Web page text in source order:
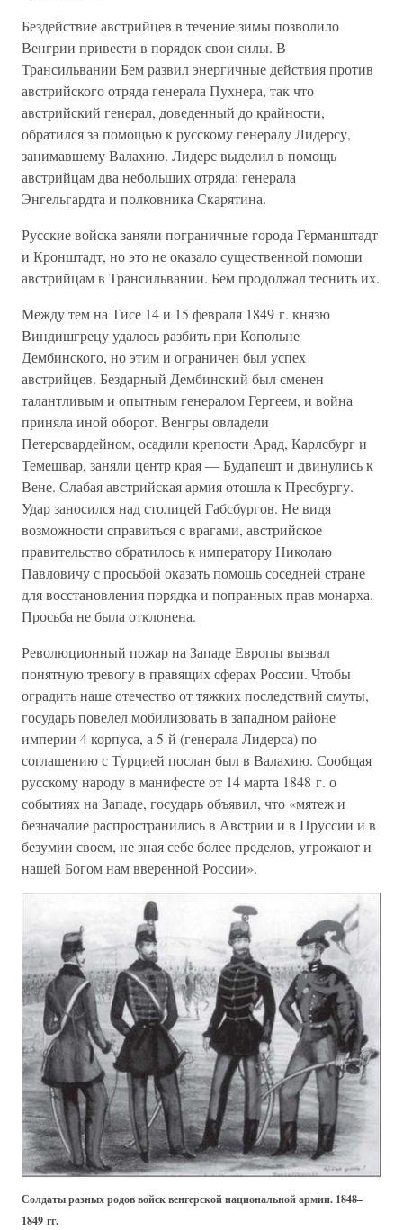
Бездействие австрийцев в течение зимы позволило
Венгрии привести в порядок свои силы. В
Трансильвании Бем развил энергичные действия против
австрийского отряда генерала Пухнера, так что
австрийский генерал, доведенный до крайности,
обратился за помощью к русскому генералу Лидерсу,
занимавшему Валахию. Лидерс выделил в помощь
австрийцам два небольших отряда: генерала
Энгельгардта и полковника Скарятина.
Русские войска заняли пограничные города Германштадт
и Кронштадт, но это не оказало существенной помощи
австрийцам в Трансильвании. Бем продолжал теснить их.
Между тем на Тисе 14 и 15 февраля 1849 г. князю
Виндишгрецу удалось разбить при Копольне
Дембинского, но этим и ограничен был успех
австрийцев. Бездарный Дембинский был сменен
талантливым и опытным генералом Гергеем, и война
приняла иной оборот. Венгры овладели
Петерсвардейном, осадили крепости Арад, Карлсбург и
Темешвар, заняли центр края — Будапешт и двинулись к
Вене. Слабая австрийская армия отошла к Пресбургу.
Удар заносился над столицей Габсбургов. Не видя
возможности справиться с врагами, австрийское
правительство обратилось к императору Николаю
Павловичу с просьбой оказать помощь соседней стране
для восстановления порядка и попранных прав монарха.
Просьба не была отклонена.
Революционный пожар на Западе Европы вызвал
понятную тревогу в правящих сферах России. Чтобы
оградить наше отечество от тяжких последствий смуты,
государь повелел мобилизовать в западном районе
империи 4 корпуса, а 5-й (генерала Лидерса) по
соглашению с Турцией послан был в Валахию. Сообщая
русскому народу в манифесте от 14 марта 1848 г. о
событиях на Западе, государь объявил, что «мятеж и
безначалие распространились в Австрии и в Пруссии и в
безумии своем, не зная себе более пределов, угрожают и
нашей Богом нам вверенной России».
Солдаты разных родов войск венгерской национальной армии. 1848–
1849 гг.